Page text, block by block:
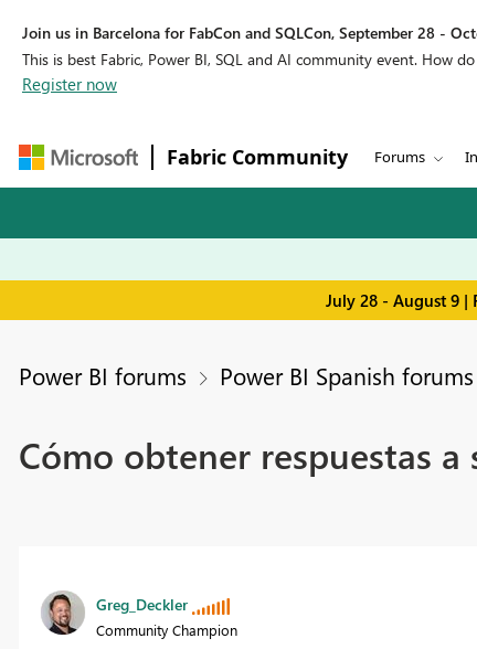
Join us in Barcelona for FabCon and SQLCon, September 28 -
This is best Fabric, Power BI, SQL and AI community event. How
Register now
Fabric Community Forums
July 28 - August 9 |
Power BI forums Power BI Spanish forums
Cómo obtener respuestas
Greg_Deckler
Community Champion